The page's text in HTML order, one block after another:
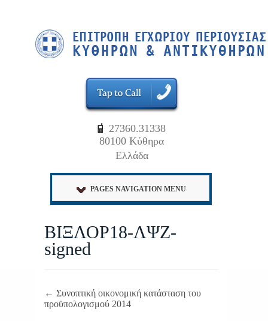
27360.31338
80100 Κύθηρα
Ελλάδα
PAGES NAVIGATION MENU
ΒΙΞΛΟΡ18-ΛΨΖ-
signed
← Συνοπτική οικονομική κατάσταση του
προϋπολογισμού 2014